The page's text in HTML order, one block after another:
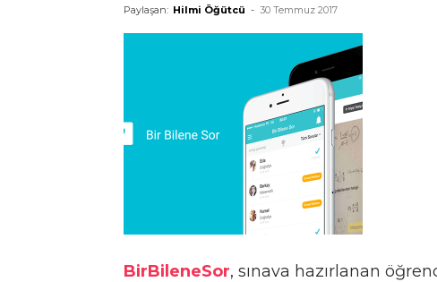
Paylaşan: Hilmi Öğütcü - 30 Temmuz 2017
BirBileneSor, sınava hazırlanan